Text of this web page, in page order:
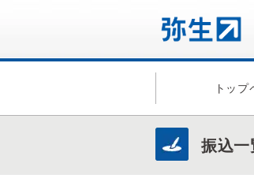
トップ
振込一